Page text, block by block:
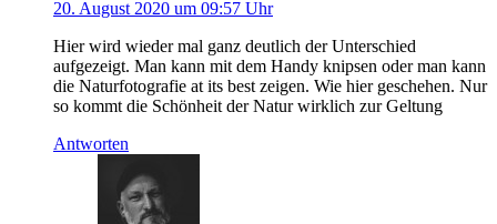
20. August 2020 um 09:57 Uhr
Hier wird wieder mal ganz deutlich der Unterschied
aufgezeigt. Man kann mit dem Handy knipsen oder man kann
die Naturfotografie at its best zeigen. Wie hier geschehen. Nur
so kommt die Schönheit der Natur wirklich zur Geltung
Antworten